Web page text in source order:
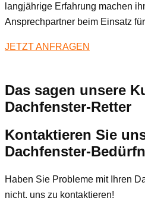
langjährige Erfahrung machen
Ansprechpartner beim Einsatz
JETZT ANFRAGEN
Das sagen unsere
Dachfenster-Retter
Kontaktieren Sie
Dachfenster-
Haben Sie Probleme mit Ihren
nicht, uns zu kontaktieren!